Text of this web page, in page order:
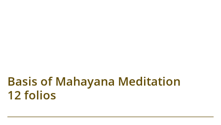
Basis of Mahayana Meditation
12 folios